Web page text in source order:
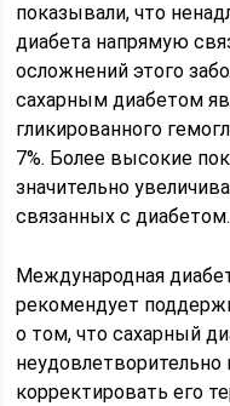
показывали, что
диабета напрямую
осложнений этого
сахарным диабетом
гликированного
7%. Более высокие
значительно
связанных с диабетом.
Международная
рекомендует
о том, что сахарный
неудовлетворительно
корректировать его